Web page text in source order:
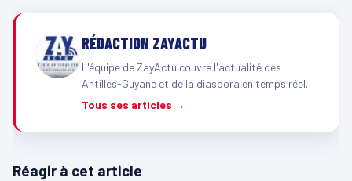
RÉDACTION ZAYACTU
L'équipe de ZayActu couvre l'actualité des
Antilles-Guyane et de la diaspora en temps réel.
Tous ses articles →
Réagir à cet article